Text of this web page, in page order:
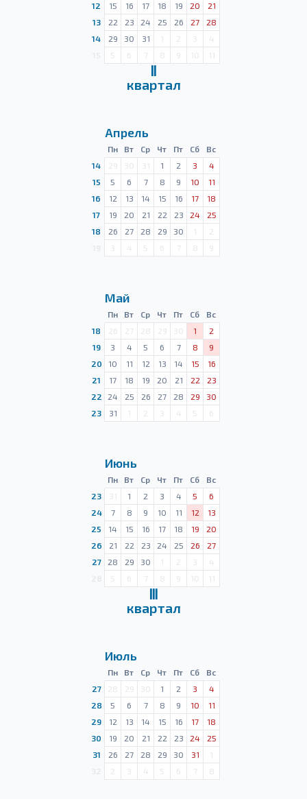
12
15 16 17 18 19 20
21
13
22 23 24 25 26 27
28
14
29 30 31 1 2 3
4
5 6 7 8 9 10 11
Ⅱ
квартал
Апрель
Пн Вт Ср Чт Пт Сб
Вс
14
29 30 31 1 2 3
4
15
5 6 7 8 9 10
11
16
12 13 14 15 16 17
18
17
19 20 21 22 23 24
25
18
26 27 28 29 30 1
2
3 4 5 6 7 8 9
Май
Пн Вт Ср Чт Пт Сб
Вс
18
26 27 28 29 30 1
2
19
3 4 5 6 7 8
9
20
10 11 12 13 14 15
16
21
17 18 19 20 21 22
23
22
24 25 26 27 28 29
30
23
31 1 2 3 4 5 6
Июнь
Пн Вт Ср Чт Пт Сб
Вс
23
31 1 2 3 4 5
6
24
7 8 9 10 11 12
13
25
14 15 16 17 18 19
20
26
21 22 23 24 25 26
27
27
28 29 30 1 2 3
4
5 6 7 8 9 10 11
Ⅲ
квартал
Июль
Пн Вт Ср Чт Пт Сб
Вс
27
28 29 30 1 2 3
4
28
5 6 7 8 9 10
11
29
12 13 14 15 16 17
18
30
19 20 21 22 23 24
25
31
26 27 28 29 30 31
1
2 3 4 5 6 7 8